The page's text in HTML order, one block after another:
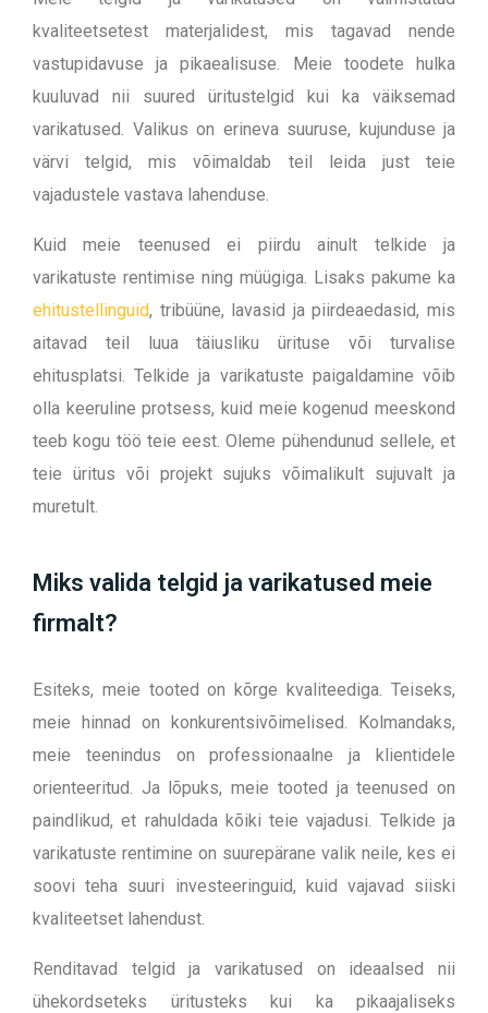
kvaliteetsetest materjalidest, mis tagavad nende
vastupidavuse ja pikaealisuse. Meie toodete hulka
kuuluvad nii suured üritustelgid kui ka väiksemad
varikatused. Valikus on erineva suuruse, kujunduse ja
värvi telgid, mis võimaldab teil leida just teie
vajadustele vastava lahenduse.
Kuid meie teenused ei piirdu ainult telkide ja
varikatuste rentimise ning müügiga. Lisaks pakume ka
ehitustellinguid, tribüüne, lavasid ja piirdeaedasid, mis
aitavad teil luua täiusliku ürituse või turvalise
ehitusplatsi.Telkide ja varikatuste paigaldamine võib
olla keeruline protsess, kuid meie kogenud meeskond
teeb kogu töö teie eest. Oleme pühendunud sellele, et
teie üritus või projekt sujuks võimalikult sujuvalt ja
muretult.
Miks valida telgid ja varikatused meie
firmalt?
Esiteks, meie tooted on kõrge kvaliteediga. Teiseks,
meie hinnad on konkurentsivõimelised. Kolmandaks,
meie teenindus on professionaalne ja klientidele
orienteeritud. Ja lõpuks, meie tooted ja teenused on
paindlikud, et rahuldada kõiki teie vajadusi. Telkide ja
varikatuste rentimine on suurepärane valik neile, kes ei
soovi teha suuri investeeringuid, kuid vajavad siiski
kvaliteetset lahendust.
Renditavad telgid ja varikatused on ideaalsed nii
ühekordseteks üritusteks kui ka pikaajaliseks